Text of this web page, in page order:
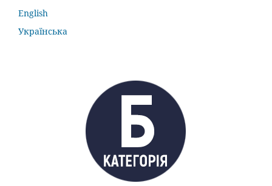
English
Українська